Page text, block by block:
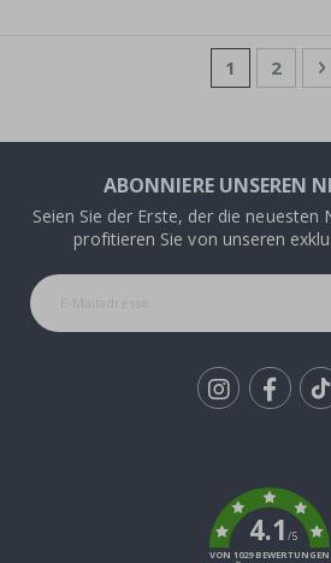
Seite
Sie lesen
1 Seite
2
ABONNIERE UNSEREN
Seien Sie der Erste, der die neuesten
profitieren Sie von unseren
4.1/5
VON 1029 BEWERTUNGEN